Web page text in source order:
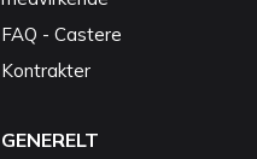
FAQ - Castere
Kontrakter
GENERELT